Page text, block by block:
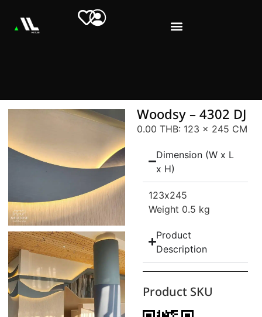
Woodsy – 4302 DJ
0.00 THB: 123 x 245 CM
Dimension (W x L
x H)
123x245
Weight 0.5 kg
Product
Description
Product SKU